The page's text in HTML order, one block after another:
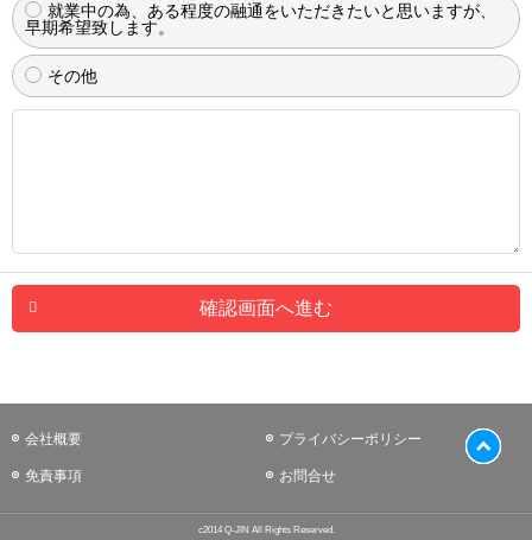
就業中の為、ある程度の融通をいただきたいと思いますが、
早期希望致します。
その他
確認画面へ進む
会社概要 プライバシーポリシー
免責事項 お問合せ
c2014 Q-JIN All Rights Reserved.